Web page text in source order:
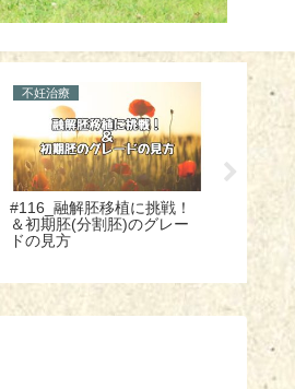
不妊治療
#109_妊娠報告に翻弄され
ないコツ４選
不妊治療
そ、自
よう！